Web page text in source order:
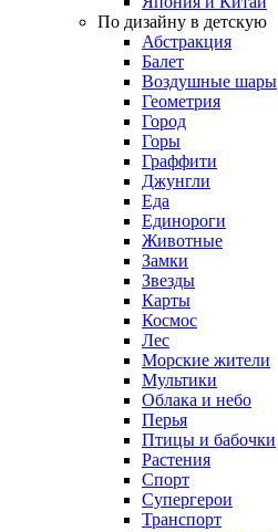
По дизайну в детскую
Абстракция
Балет
Воздушные шары
Геометрия
Город
Горы
Граффити
Джунгли
Еда
Единороги
Животные
Замки
Звезды
Карты
Космос
Лес
Морские жители
Мультики
Облака и небо
Перья
Птицы и бабочки
Растения
Спорт
Супергерои
Транспорт